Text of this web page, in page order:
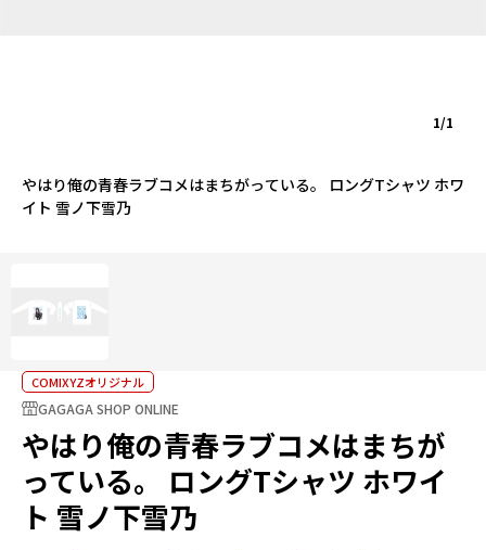
やはり俺の青春ラブコメはまちがっている。 ロングTシャツ ホワ
イト 雪ノ下雪乃
1/1
COMIXYZオリジナル
GAGAGA SHOP ONLINE
やはり俺の青春ラブコメはまちが
っている。 ロングTシャツ ホワイ
ト 雪ノ下雪乃